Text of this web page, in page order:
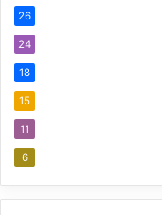
26
24
18
15
11
6